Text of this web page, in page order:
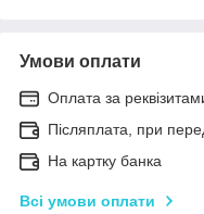
Умови оплати
Оплата за
Післяплата, при
На картку банка
Всі умови оплати